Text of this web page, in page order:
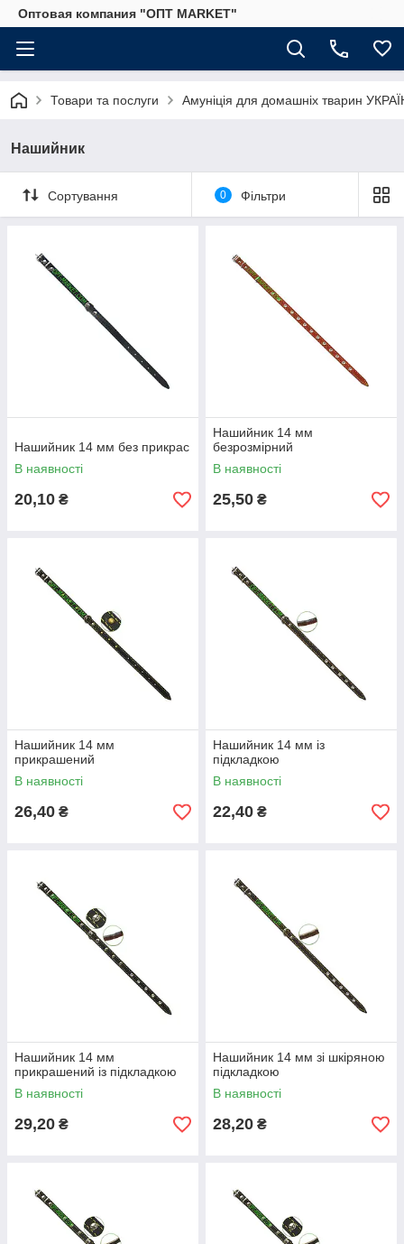
Оптовая компания "ОПТ MARKET"
Товари та послуги Амуніція для домашніх тварин
Нашийник
Сортування 0 Фільтри
Нашийник 14 мм без прикрас
В наявності
20,10 ₴
Нашийник 14 мм
безрозмірний
В наявності
25,50 ₴
Нашийник 14 мм
прикрашений
В наявності
26,40 ₴
Нашийник 14 мм із
підкладкою
В наявності
22,40 ₴
Нашийник 14 мм
прикрашений із підкладкою
В наявності
29,20 ₴
Нашийник 14 мм зі шкіряною
підкладкою
В наявності
28,20 ₴